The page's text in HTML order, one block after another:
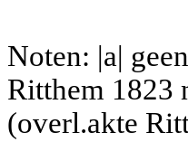
Noten: |a|
Ritthem 1823
(overl.akte